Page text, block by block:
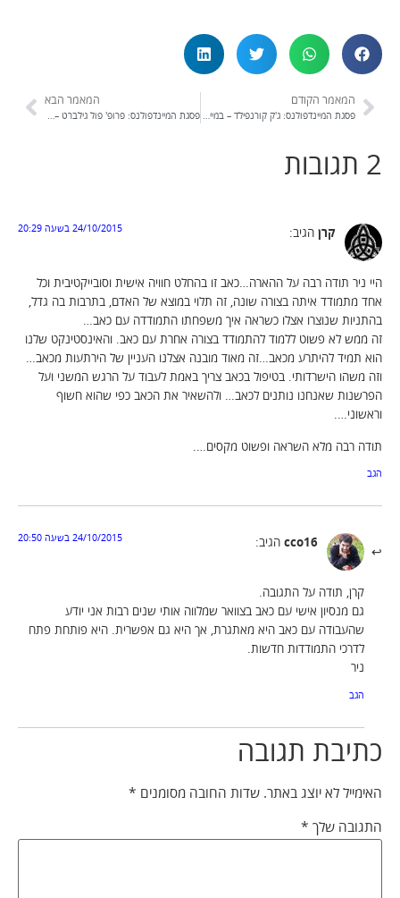
המאמר הקודם
פסגת המיינדפולנס: ג'ק קורנפילד – במיינדפולנס תהיו אינטימיים עם החיים שלכם.
המאמר הבא
פסגת המיינדפולנס: פרופ' פול גילברט – מדוע חמלה ומיינדפולנס כל כך חשובים?
2 תגובות
קרן הגיב: 24/10/2015 בשעה 20:29
היי ניר תודה רבה על ההארה…כאב זו בהחלט חוויה אישית וסובייקטיבית וכל
אחד מתמודד איתה בצורה שונה, זה תלוי במוצא של האדם, בתרבות בה גדל,
בהתניות שנוצרו אצלו כשראה איך משפחתו התמודדה עם כאב…
זה ממש לא פשוט ללמוד להתמודד בצורה אחרת עם כאב. והאינסטינקט שלנו
הוא תמיד להיתרע מכאב…זה מאוד מובנה אצלנו העניין של הירתעות מכאב…
וזה משהו הישרדותי. בטיפול בכאב צריך באמת לעבוד על הרגש המשני ועל
הפרשנות שאנחנו נותנים לכאב… ולהשאיר את הכאב כפי שהוא חשוף
וראשוני….
תודה רבה מלא השראה ופשוט מקסים….
הגב
cco16 הגיב: 24/10/2015 בשעה 20:50
קרן, תודה על התגובה.
גם מנסיון אישי עם כאב בצוואר שמלווה אותי שנים רבות אני יודע
שהעבודה עם כאב היא מאתגרת, אך היא גם אפשרית. היא פותחת פתח
לדרכי התמודדות חדשות.
ניר
הגב
כתיבת תגובה
האימייל לא יוצג באתר. שדות החובה מסומנים *
התגובה שלך *